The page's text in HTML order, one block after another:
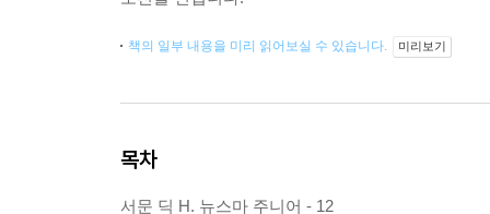
책의 일부 내용을 미리 읽어보실 수 있습니다. 미리보기
목차
서문 딕 H. 뉴스마 주니어 - 12